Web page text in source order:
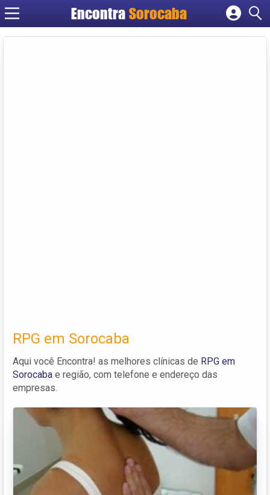
EncontraSorocaba
Cadastrar empresa
RPG em Sorocaba
Aqui você Encontra! as melhores clínicas de RPG em
Sorocaba e região, com telefone e endereço das
empresas.